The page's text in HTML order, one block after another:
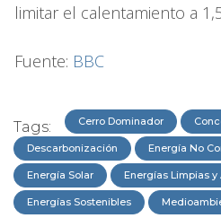
limitar el calentamiento a
Fuente: BBC
Tags: Cerro Dominador
Descarbonización Energía No
Energía Solar Energías Limpias y
Energías Sostenibles